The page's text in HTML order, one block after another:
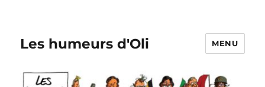
Les humeurs d'Oli MENU